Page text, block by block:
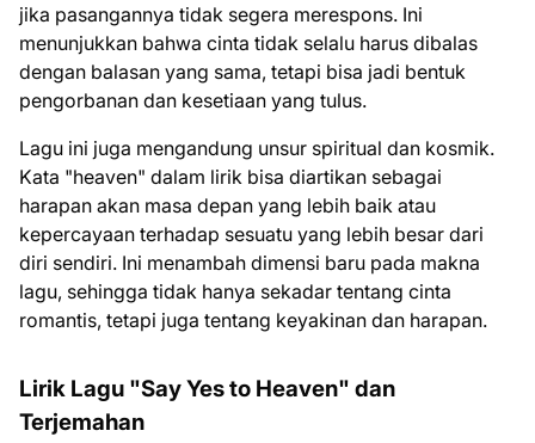
jika pasangannya tidak segera merespons. Ini
menunjukkan bahwa cinta tidak selalu harus dibalas
dengan balasan yang sama, tetapi bisa jadi bentuk
pengorbanan dan kesetiaan yang tulus.
Lagu ini juga mengandung unsur spiritual dan kosmik.
Kata "heaven" dalam lirik bisa diartikan sebagai
harapan akan masa depan yang lebih baik atau
kepercayaan terhadap sesuatu yang lebih besar dari
diri sendiri. Ini menambah dimensi baru pada makna
lagu, sehingga tidak hanya sekadar tentang cinta
romantis, tetapi juga tentang keyakinan dan harapan.
Lirik Lagu "Say Yes to Heaven" dan
Terjemahan